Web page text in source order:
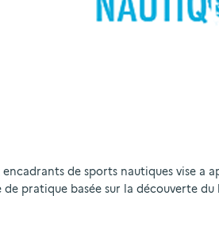
de sports nautiques vise a
pratique basée sur la découverte